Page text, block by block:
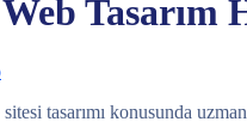
Tasarım
tasarımı konusunda